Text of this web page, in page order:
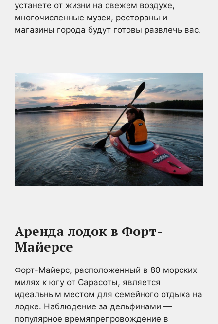
устанете от жизни на свежем воздухе,
многочисленные музеи, рестораны и
магазины города будут готовы развлечь вас.
Аренда лодок в Форт-
Майерсе
Форт-Майерс, расположенный в 80 морских
милях к югу от Сарасоты, является
идеальным местом для семейного отдыха на
лодке. Наблюдение за дельфинами —
популярное времяпрепровождение в